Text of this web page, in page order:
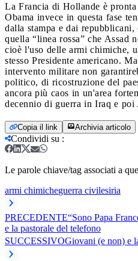
La Francia di Hollande è
Obama invece in questa fase
dalla stampa e dai
quella “linea rossa” che Assad
cioè l'uso delle armi chimiche,
stesso Presidente americano.
intervento militare non
politico, di ricostruzione del
ancora più caos in un'area
decennio di guerra in Iraq e poi
Copia il link Archivia articolo
Condividi su :
Le parole chiave/tag associati a
armi chimicheguerra civilesiria
PRECEDENTE“Sono Papa
e la pastorale del telefono
SUCCESSIVOGiovani (e non) e